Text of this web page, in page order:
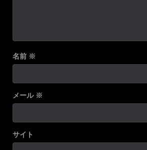
名前 ※
メール ※
サイト